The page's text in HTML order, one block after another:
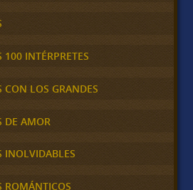
100 INTÉRPRETES
CON LOS GRANDES
DE AMOR
INOLVIDABLES
ROMÁNTICOS